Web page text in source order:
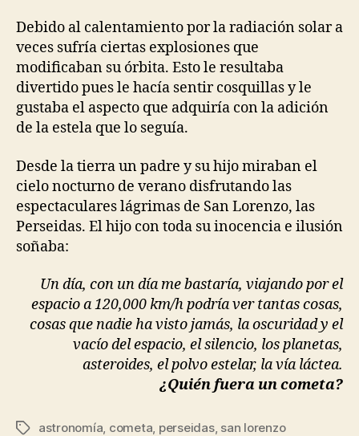
Debido al calentamiento por la radiación solar a
veces sufría ciertas explosiones que
modificaban su órbita. Esto le resultaba
divertido pues le hacía sentir cosquillas y le
gustaba el aspecto que adquiría con la adición
de la estela que lo seguía.
Desde la tierra un padre y su hijo miraban el
cielo nocturno de verano disfrutando las
espectaculares lágrimas de San Lorenzo, las
Perseidas. El hijo con toda su inocencia e ilusión
soñaba:
Un día, con un día me bastaría, viajando por el
espacio a 120,000 km/h podría ver tantas cosas,
cosas que nadie ha visto jamás, la oscuridad y el
vacío del espacio, el silencio, los planetas,
asteroides, el polvo estelar, la vía láctea.
¿Quién fuera un cometa?
Tagsastronomía, cometa, perseidas, san lorenzo